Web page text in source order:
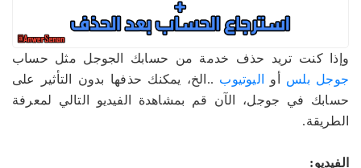
وإذا كنت تريد حذف خدمة من حسابك الجوجل مثل حساب
جوجل بلس أو اليوتيوب ..الخ، يمكنك حذفها بدون التأثير على
حسابك في جوجل، الآن قم بمشاهدة الفيديو التالي لمعرفة
الطريقة.
الفيديو: